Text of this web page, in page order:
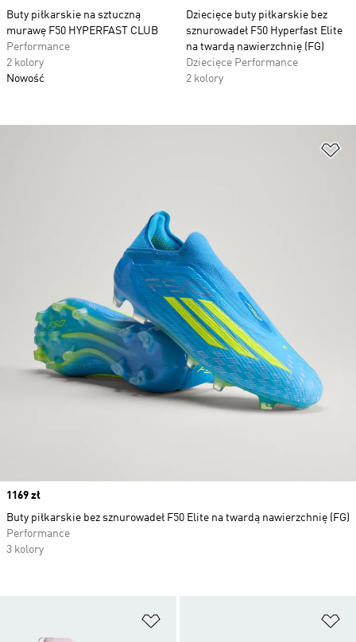
Buty piłkarskie na sztuczną
murawę F50 HYPERFAST CLUB
Performance
2 kolory
Nowość
Dziecięce buty piłkarskie bez
sznurowadeł F50 Hyperfast Elite
na twardą nawierzchnię (FG)
Dziecięce Performance
2 kolory
Price
1169 zł
Buty piłkarskie bez sznurowadeł F50 Elite na twardą nawierzchnię (FG)
Performance
3 kolory